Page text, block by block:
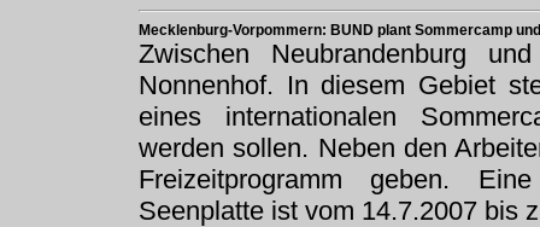
Mecklenburg-Vorpommern: BUND plant Sommercamp
Zwischen Neubrandenburg
Nonnenhof. In diesem Gebiet
eines internationalen
werden sollen. Neben den
Freizeitprogramm geben.
Seenplatte ist vom 14.7.2007 bis